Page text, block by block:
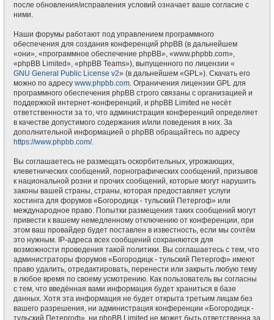
после обновления/исправления условий означает ваше согласие с
ними.
Наши форумы работают под управлением программного
обеспечения для создания конференций phpBB (в дальнейшем
«они», «программное обеспечение phpBB», «www.phpbb.com»,
«phpBB Limited», «phpBB Teams»), выпущенного по лицензии «
GNU General Public License v2» (в дальнейшем «GPL»). Скачать его
можно по адресу www.phpbb.com. Ограничения лицензии GPL для
программного обеспечения phpBB строго связаны с организацией и
поддержкой интернет-конференций, и phpBB Limited не несёт
ответственности за то, что администрация конференций определяет
в качестве допустимого содержания и/или поведения в них. За
дополнительной информацией о phpBB обращайтесь по адресу
https://www.phpbb.com/.
Вы соглашаетесь не размещать оскорбительных, угрожающих,
клеветнических сообщений, порнографических сообщений, призывов
к национальной розни и прочих сообщений, которые могут нарушить
законы вашей страны, страны, которая предоставляет услуги
хостинга для форумов «Богородицк - тульский Петергоф» или
международное право. Попытки размещения таких сообщений могут
привести к вашему немедленному отключению от конференции, при
этом ваш провайдер будет поставлен в известность, если мы сочтём
это нужным. IP-адреса всех сообщений сохраняются для
возможности проведения такой политики. Вы соглашаетесь с тем, что
администраторы форумов «Богородицк - тульский Петергоф» имеют
право удалить, отредактировать, перенести или закрыть любую тему
в любое время по своему усмотрению. Как пользователь вы согласны
с тем, что введённая вами информация будет храниться в базе
данных. Хотя эта информация не будет открыта третьим лицам без
вашего разрешения, ни администрация конференции «Богородицк -
тульский Петергоф», ни phpBB Limited не может быть ответственна за